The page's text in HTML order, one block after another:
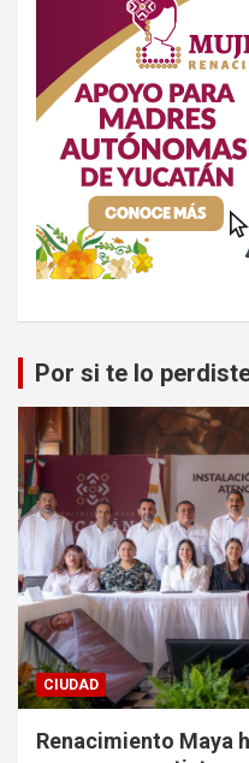
Por si te lo
CIUDAD
Renacimiento Maya